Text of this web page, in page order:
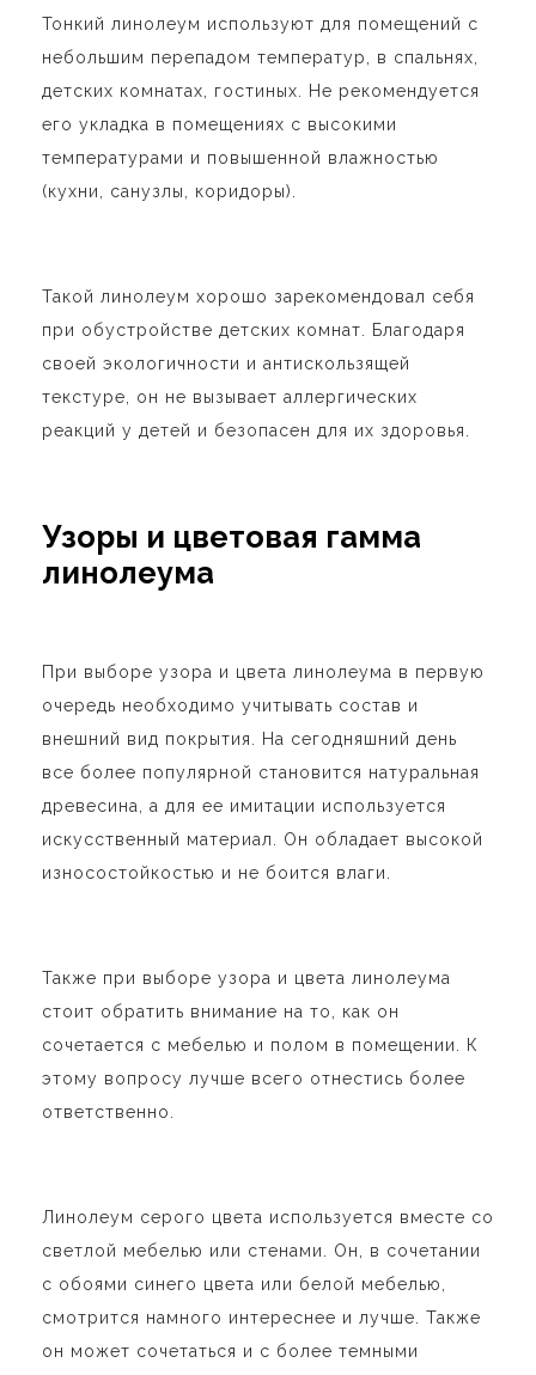
Тонкий линолеум используют для помещений с
небольшим перепадом температур, в спальнях,
детских комнатах, гостиных. Не рекомендуется
его укладка в помещениях с высокими
температурами и повышенной влажностью
(кухни, санузлы, коридоры).
Такой линолеум хорошо зарекомендовал себя
при обустройстве детских комнат. Благодаря
своей экологичности и антискользящей
текстуре, он не вызывает аллергических
реакций у детей и безопасен для их здоровья.
Узоры и цветовая гамма
линолеума
При выборе узора и цвета линолеума в первую
очередь необходимо учитывать состав и
внешний вид покрытия. На сегодняшний день
все более популярной становится натуральная
древесина, а для ее имитации используется
искусственный материал. Он обладает высокой
износостойкостью и не боится влаги.
Также при выборе узора и цвета линолеума
стоит обратить внимание на то, как он
сочетается с мебелью и полом в помещении. К
этому вопросу лучше всего отнестись более
ответственно.
Линолеум серого цвета используется вместе со
светлой мебелью или стенами. Он, в сочетании
с обоями синего цвета или белой мебелью,
смотрится намного интереснее и лучше. Также
он может сочетаться и с более темными